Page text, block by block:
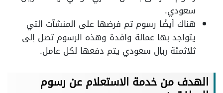
سعودي.
هناك أيضًا رسوم تم فرضها على المنشآت التي
يتواجد بها عمالة وافدة وهذه الرسوم تصل إلى
ثلاثمئة ريال سعودي يتم دفعها لكل عامل.
الهدف من خدمة الاستعلام عن رسوم